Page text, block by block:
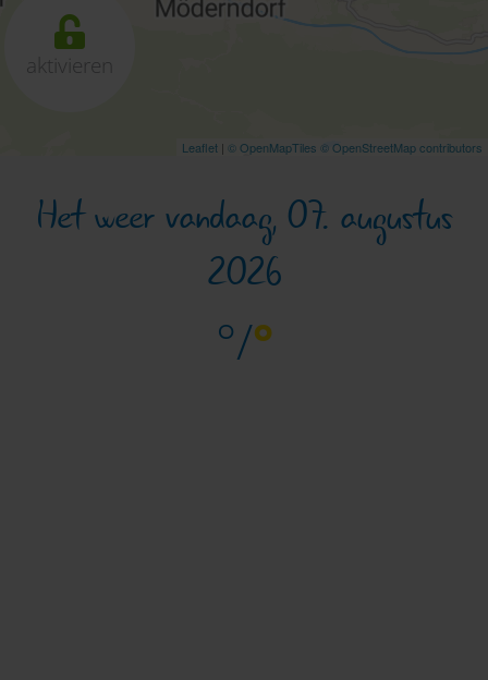
aktivieren
Leaflet | © OpenMapTiles © OpenStreetMap contributors
Het weer vandaag, 07. augustus
2026
°/°